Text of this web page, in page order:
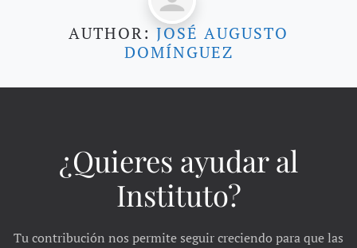
AUTHOR: JOSÉ AUGUSTO
DOMÍNGUEZ
¿Quieres ayudar al
Instituto?
Tu contribución nos permite seguir creciendo para que las